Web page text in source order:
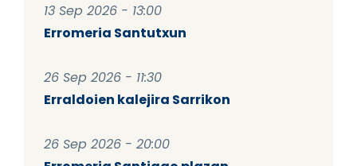
13 Sep 2026 - 13:00
Erromeria Santutxun
26 Sep 2026 - 11:30
Erraldoien kalejira Sarrikon
26 Sep 2026 - 20:00